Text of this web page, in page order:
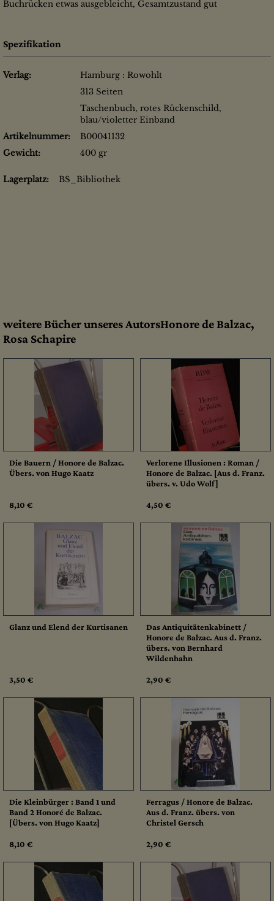
Buchrücken etwas ausgebleicht, Gesamtzustand gut
Spezifikation
Verlag:
Hamburg : Rowohlt
313 Seiten
Taschenbuch, rotes Rückenschild,
blau/violetter Einband
Artikelnummer:
B00041132
Gewicht:
400 gr
Lagerplatz: BS_Bibliothek
weitere Bücher unseres AutorsHonore de Balzac,
Rosa Schapire
Die Bauern / Honore de Balzac.
Übers. von Hugo Kaatz
8,10 €
Verlorene Illusionen : Roman /
Honore de Balzac. [Aus d. Franz.
übers. v. Udo Wolf]
4,50 €
Glanz und Elend der Kurtisanen
3,50 €
Das Antiquitätenkabinett /
Honore de Balzac. Aus d. Franz.
übers. von Bernhard
Wildenhahn
2,90 €
Die Kleinbürger : Band 1 und
Band 2 Honoré de Balzac.
[Übers. von Hugo Kaatz]
8,10 €
Ferragus / Honore de Balzac.
Aus d. Franz. übers. von
Christel Gersch
2,90 €